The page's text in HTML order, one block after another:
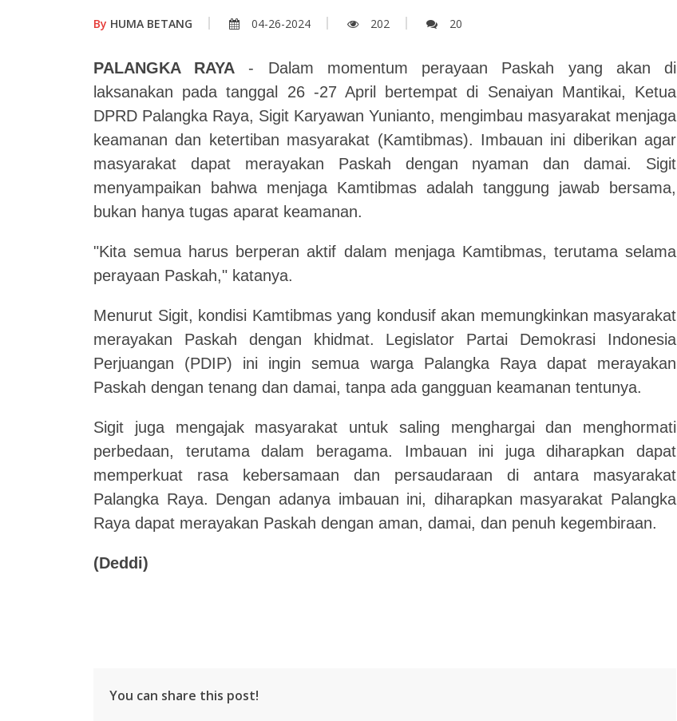
By HUMA BETANG 04-26-2024 202 20
PALANGKA RAYA - Dalam momentum perayaan Paskah yang akan di
laksanakan pada tanggal 26 -27 April bertempat di Senaiyan Mantikai, Ketua
DPRD Palangka Raya, Sigit Karyawan Yunianto, mengimbau masyarakat menjaga
keamanan dan ketertiban masyarakat (Kamtibmas). Imbauan ini diberikan agar
masyarakat dapat merayakan Paskah dengan nyaman dan damai. Sigit
menyampaikan bahwa menjaga Kamtibmas adalah tanggung jawab bersama,
bukan hanya tugas aparat keamanan.
"Kita semua harus berperan aktif dalam menjaga Kamtibmas, terutama selama
perayaan Paskah," katanya.
Menurut Sigit, kondisi Kamtibmas yang kondusif akan memungkinkan masyarakat
merayakan Paskah dengan khidmat. Legislator Partai Demokrasi Indonesia
Perjuangan (PDIP) ini ingin semua warga Palangka Raya dapat merayakan
Paskah dengan tenang dan damai, tanpa ada gangguan keamanan tentunya.
Sigit juga mengajak masyarakat untuk saling menghargai dan menghormati
perbedaan, terutama dalam beragama. Imbauan ini juga diharapkan dapat
memperkuat rasa kebersamaan dan persaudaraan di antara masyarakat
Palangka Raya. Dengan adanya imbauan ini, diharapkan masyarakat Palangka
Raya dapat merayakan Paskah dengan aman, damai, dan penuh kegembiraan.
(Deddi)
You can share this post!